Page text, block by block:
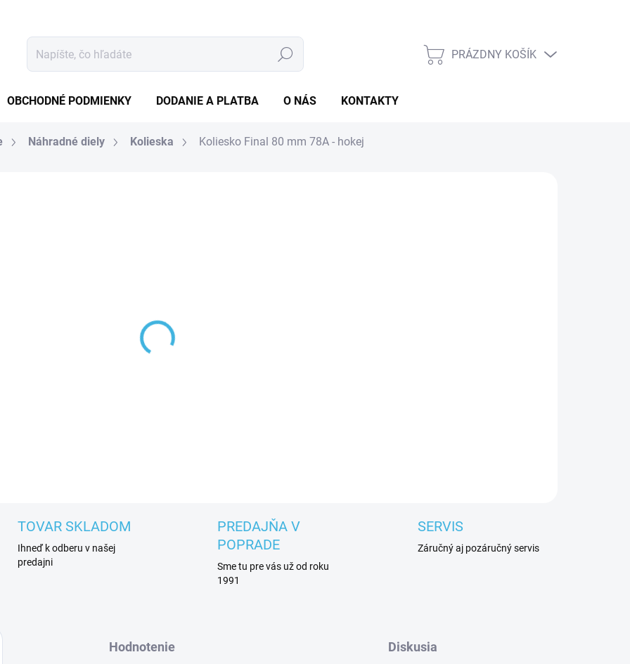
Hľadať
NÁKUPNÝ
PRÁZDNY KOŠÍK
OBCHODNÉ PODMIENKY DODANIE A PLATBA O NÁS KONTAKTY
Náhradné diely Kolieska Koliesko Final 80 mm 78A - hokej
TOVAR SKLADOM
Ihneď k odberu v našej
predajni
PREDAJŇA V
POPRADE
Sme tu pre vás už od roku
1991
SERVIS
Záručný aj pozáručný servis
Hodnotenie Diskusia